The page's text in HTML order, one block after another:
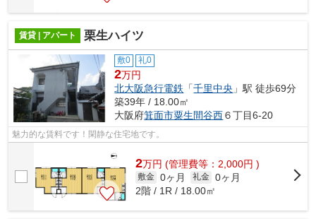
賃貸 | アパート 栗生ハイツ
敷0 礼0
2万円
北大阪急行電鉄 「千里中央 」駅 徒歩69分
築39年 / 18.00㎡
大阪府箕面市粟生間谷西６丁目6-20
魅力的な賃料です！閑静な住宅地です。
2万円 (管理費等：2,000円 )
敷金 0ヶ月 礼金 0ヶ月
2階 / 1R / 18.00㎡